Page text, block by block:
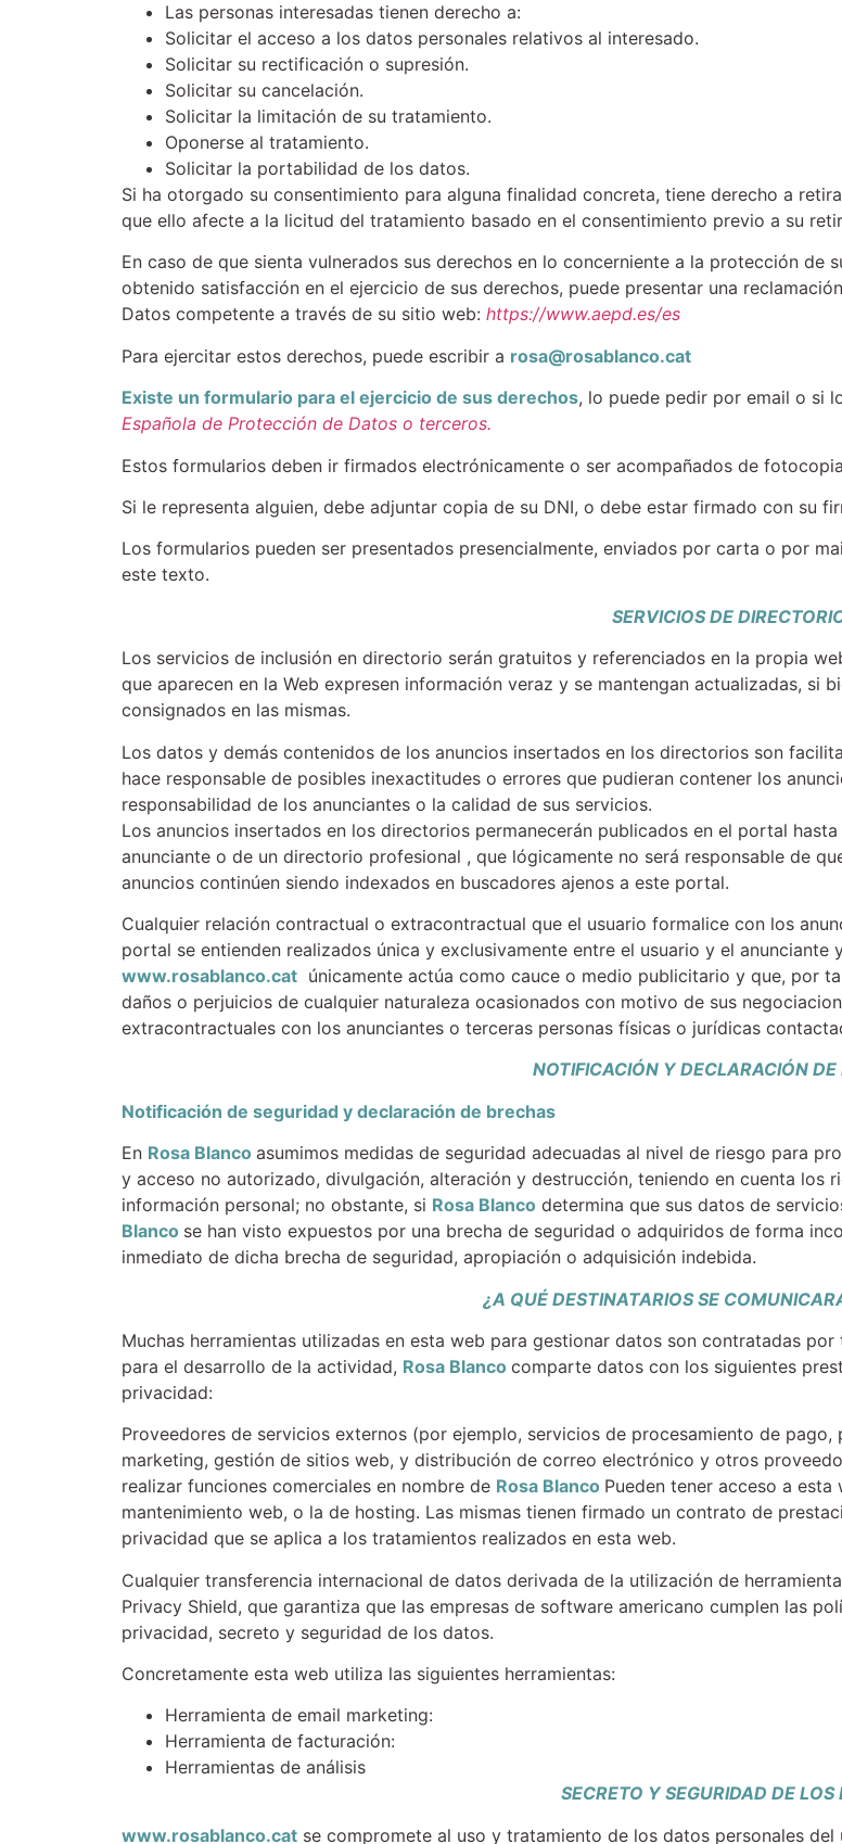
Las personas interesadas tienen derecho a:
Solicitar el acceso a los datos personales relativos al interesado.
Solicitar su rectificación o supresión.
Solicitar su cancelación.
Solicitar la limitación de su tratamiento.
Oponerse al tratamiento.
Solicitar la portabilidad de los datos.
Si ha otorgado su consentimiento para alguna finalidad concreta, tiene derecho a
que ello afecte a la licitud del tratamiento basado en el consentimiento previo a su
En caso de que sienta vulnerados sus derechos en lo concerniente a la protección de
obtenido satisfacción en el ejercicio de sus derechos, puede presentar una
Datos competente a través de su sitio web: https://www.aepd.es/es
Para ejercitar estos derechos, puede escribir a rosa@rosablanco.cat
Existe un formulario para el ejercicio de sus derechos, lo puede pedir por email o si
Española de Protección de Datos o terceros.
Estos formularios deben ir firmados electrónicamente o ser acompañados de
Si le representa alguien, debe adjuntar copia de su DNI, o debe estar firmado con su
Los formularios pueden ser presentados presencialmente, enviados por carta o por
este texto.
SERVICIOS DE
Los servicios de inclusión en directorio serán gratuitos y referenciados en la propia
que aparecen en la Web expresen información veraz y se mantengan actualizadas,
consignados en las mismas.
Los datos y demás contenidos de los anuncios insertados en los directorios son
hace responsable de posibles inexactitudes o errores que pudieran contener los
responsabilidad de los anunciantes o la calidad de sus servicios.
Los anuncios insertados en los directorios permanecerán publicados en el portal
anunciante o de un directorio profesional , que lógicamente no será responsable de
anuncios continúen siendo indexados en buscadores ajenos a este portal.
Cualquier relación contractual o extracontractual que el usuario formalice con los
portal se entienden realizados única y exclusivamente entre el usuario y el
www.rosablanco.cat únicamente actúa como cauce o medio publicitario y que, por
daños o perjuicios de cualquier naturaleza ocasionados con motivo de sus
extracontractuales con los anunciantes o terceras personas físicas o jurídicas
NOTIFICACIÓN Y DECLARACIÓN DE
Notificación de seguridad y declaración de brechas
En Rosa Blanco asumimos medidas de seguridad adecuadas al nivel de riesgo para
y acceso no autorizado, divulgación, alteración y destrucción, teniendo en cuenta los
información personal; no obstante, si Rosa Blanco determina que sus datos de
Blanco se han visto expuestos por una brecha de seguridad o adquiridos de forma
inmediato de dicha brecha de seguridad, apropiación o adquisición indebida.
¿A QUÉ DESTINATARIOS SE
Muchas herramientas utilizadas en esta web para gestionar datos son contratadas
para el desarrollo de la actividad, Rosa Blanco comparte datos con los siguientes
privacidad:
Proveedores de servicios externos (por ejemplo, servicios de procesamiento de
marketing, gestión de sitios web, y distribución de correo electrónico y otros
realizar funciones comerciales en nombre de Rosa Blanco Pueden tener acceso a
mantenimiento web, o la de hosting. Las mismas tienen firmado un contrato de
privacidad que se aplica a los tratamientos realizados en esta web.
Cualquier transferencia internacional de datos derivada de la utilización de
Privacy Shield, que garantiza que las empresas de software americano cumplen las
privacidad, secreto y seguridad de los datos.
Concretamente esta web utiliza las siguientes herramientas:
Herramienta de email marketing:
Herramienta de facturación:
Herramientas de análisis
SECRETO Y SEGURIDAD DE LOS
www.rosablanco.cat se compromete al uso y tratamiento de los datos personales